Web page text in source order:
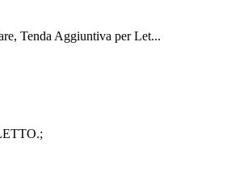
Tenda Aggiuntiva per Let...